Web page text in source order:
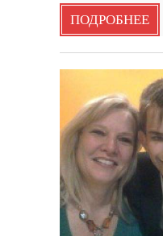
ПОДРОБНЕЕ